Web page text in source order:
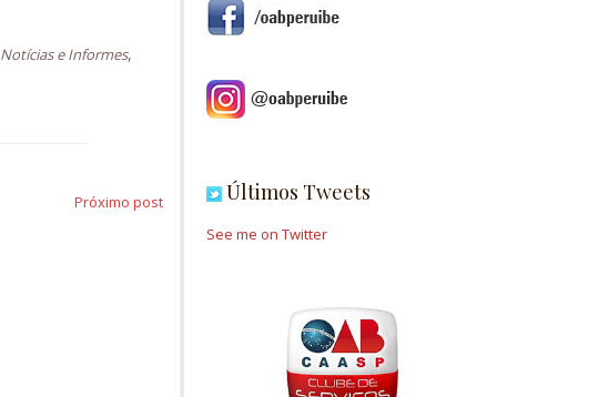
Notícias e Informes,
Próximo post Últimos Tweets
See me on Twitter